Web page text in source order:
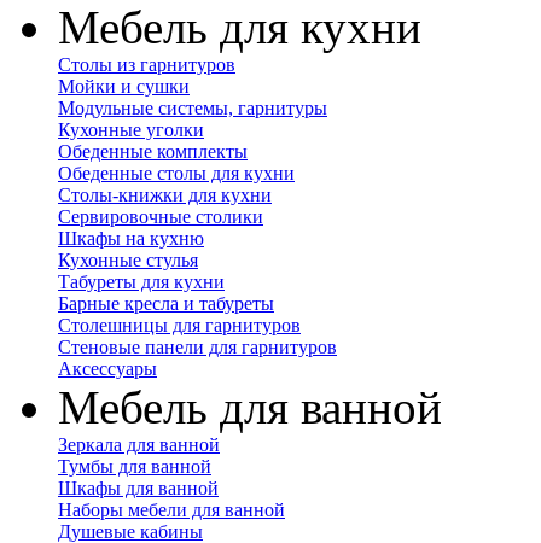
Мебель для кухни
Столы из гарнитуров
Мойки и сушки
Модульные системы, гарнитуры
Кухонные уголки
Обеденные комплекты
Обеденные столы для кухни
Столы-книжки для кухни
Сервировочные столики
Шкафы на кухню
Кухонные стулья
Табуреты для кухни
Барные кресла и табуреты
Столешницы для гарнитуров
Стеновые панели для гарнитуров
Аксессуары
Мебель для ванной
Зеркала для ванной
Тумбы для ванной
Шкафы для ванной
Наборы мебели для ванной
Душевые кабины